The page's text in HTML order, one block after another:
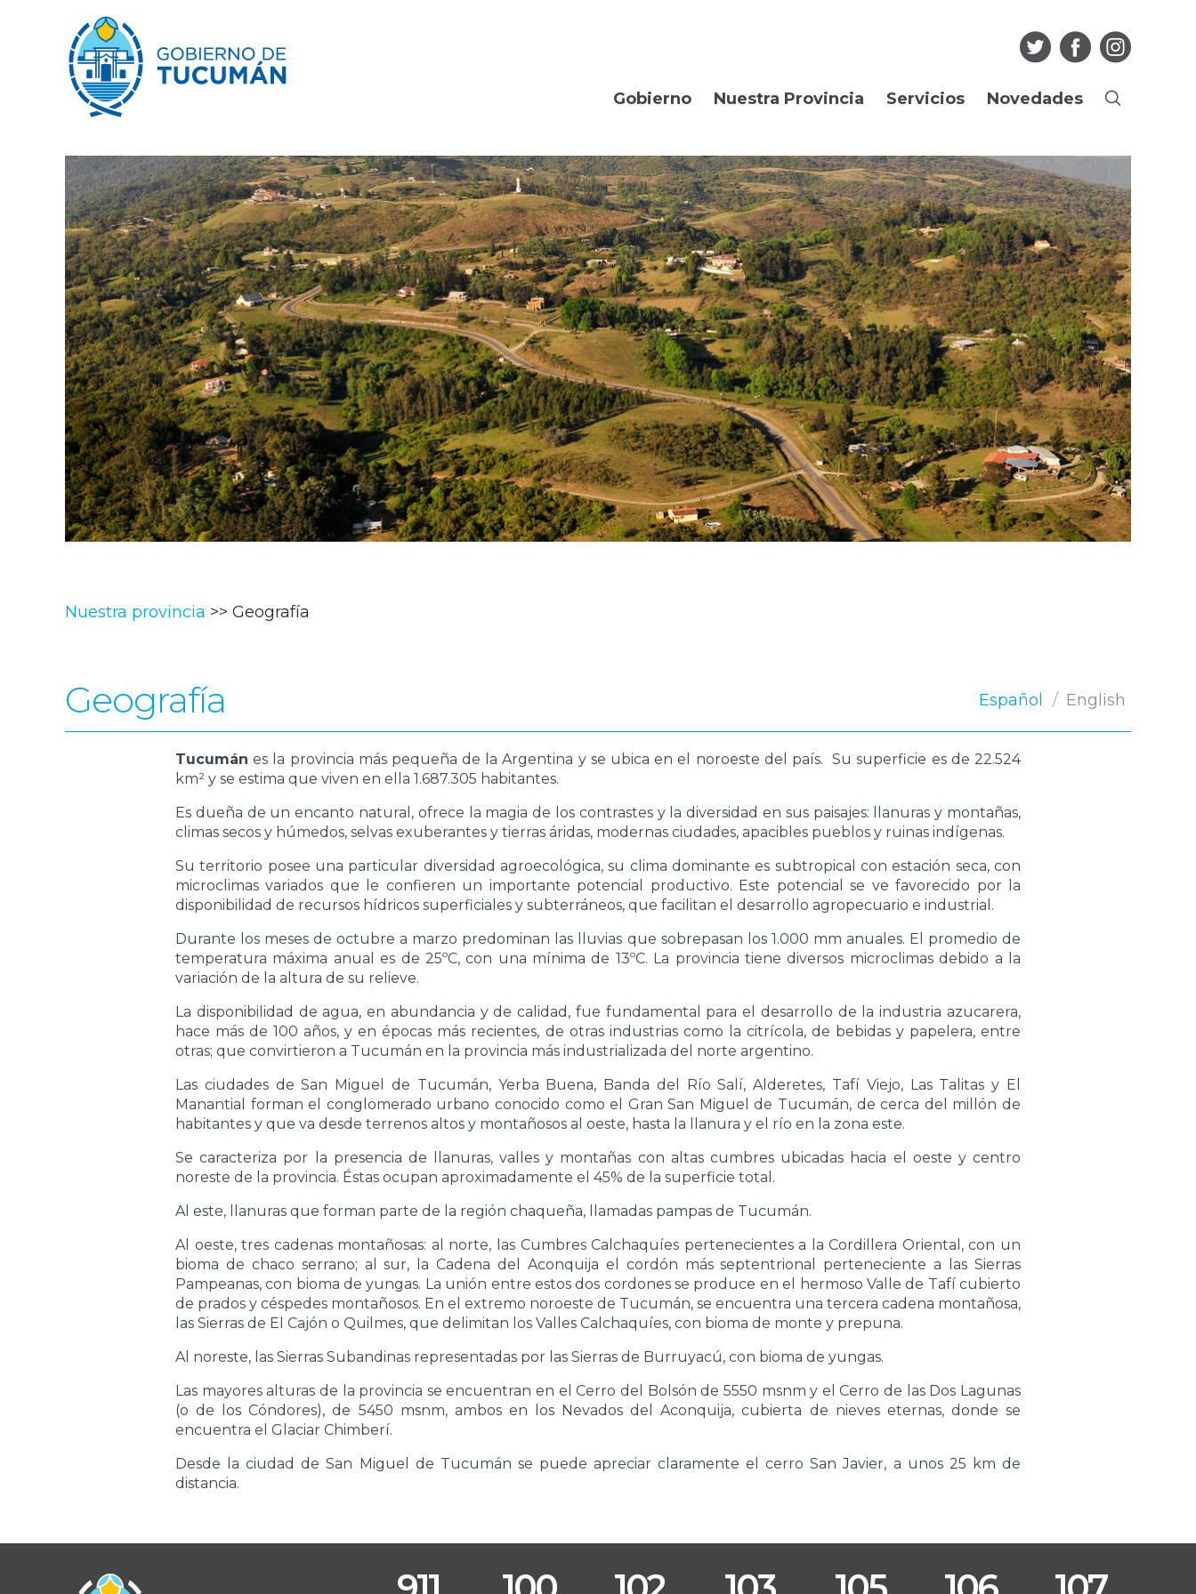
Gobierno
Gobernador
Nuestra Provincia
Departamentos
Turismo
Geografía
Historia
Producción
La Provincia
Servicios
Guia de Trámites
Boletín Oficial
Consulta de
expedientes
Más...
Empleado Público
Portal del Empleado
Público
Boleta de Sueldo
Digital
Mi Legajo
Webmail
Novedades
Agenda
Multimedia
Articulos
Edictos Regularización
Dominial
Licitaciones
Nuestra provincia Geografía
Geografía Español English
Tucumán es la provincia más pequeña de la Argentina y se ubica en el noroeste del país. Su superficie es de 22.524
km² y se estima que viven en ella 1.687.305 habitantes.
Es dueña de un encanto natural, ofrece la magia de los contrastes y la diversidad en sus paisajes: llanuras y montañas,
climas secos y húmedos, selvas exuberantes y tierras áridas, modernas ciudades, apacibles pueblos y ruinas indígenas.
Su territorio posee una particular diversidad agroecológica, su clima dominante es subtropical con estación seca, con
microclimas variados que le confieren un importante potencial productivo. Este potencial se ve favorecido por la
disponibilidad de recursos hídricos superficiales y subterráneos, que facilitan el desarrollo agropecuario e industrial.
Durante los meses de octubre a marzo predominan las lluvias que sobrepasan los 1.000 mm anuales. El promedio de
temperatura máxima anual es de 25ºC, con una mínima de 13ºC. La provincia tiene diversos microclimas debido a la
variación de la altura de su relieve.
La disponibilidad de agua, en abundancia y de calidad, fue fundamental para el desarrollo de la industria azucarera,
hace más de 100 años, y en épocas más recientes, de otras industrias como la citrícola, de bebidas y papelera, entre
otras; que convirtieron a Tucumán en la provincia más industrializada del norte argentino.
Las ciudades de San Miguel de Tucumán, Yerba Buena, Banda del Río Salí, Alderetes, Tafí Viejo, Las Talitas y El
Manantial forman el conglomerado urbano conocido como el Gran San Miguel de Tucumán, de cerca del millón de
habitantes y que va desde terrenos altos y montañosos al oeste, hasta la llanura y el río en la zona este.
Se caracteriza por la presencia de llanuras, valles y montañas con altas cumbres ubicadas hacia el oeste y centro
noreste de la provincia. Éstas ocupan aproximadamente el 45% de la superficie total.
Al este, llanuras que forman parte de la región chaqueña, llamadas pampas de Tucumán.
Al oeste, tres cadenas montañosas: al norte, las Cumbres Calchaquíes pertenecientes a la Cordillera Oriental, con un
bioma de chaco serrano; al sur, la Cadena del Aconquija el cordón más septentrional perteneciente a las Sierras
Pampeanas, con bioma de yungas. La unión entre estos dos cordones se produce en el hermoso Valle de Tafí cubierto
de prados y céspedes montañosos. En el extremo noroeste de Tucumán, se encuentra una tercera cadena montañosa,
las Sierras de El Cajón o Quilmes, que delimitan los Valles Calchaquíes, con bioma de monte y prepuna.
Al noreste, las Sierras Subandinas representadas por las Sierras de Burruyacú, con bioma de yungas.
Las mayores alturas de la provincia se encuentran en el Cerro del Bolsón de 5550 msnm y el Cerro de las Dos Lagunas
(o de los Cóndores), de 5450 msnm, ambos en los Nevados del Aconquija, cubierta de nieves eternas, donde se
encuentra el Glaciar Chimberí.
Desde la ciudad de San Miguel de Tucumán se puede apreciar claramente el cerro San Javier, a unos 25 km de
distancia.